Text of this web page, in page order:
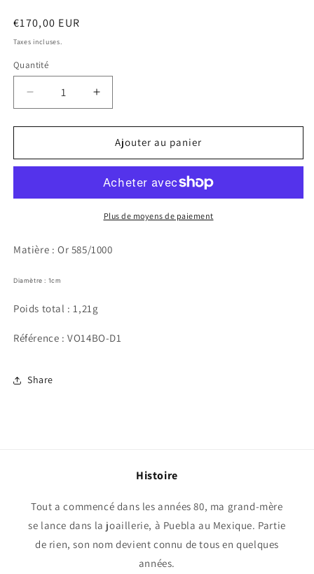
Prix
habituel
€170,00 EUR
Taxes incluses.
Quantité
Réduire
la
quantité
Créoles
Augmenter
la
quantité
Créoles
mini
Ajouter au panier
Plus de moyens de paiement
Matière : Or 585/1000
Diamètre : 1cm
Poids total : 1,21g
Référence : VO14BO-D1
Share
Histoire
Tout a commencé dans les années 80, ma grand-mère
se lance dans la joaillerie, à Puebla au Mexique. Partie
de rien, son nom devient connu de tous en quelques
années.